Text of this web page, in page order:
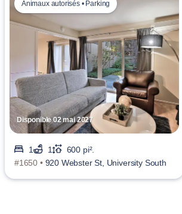
Disponible 02 mai 2027
Animaux autorisés • Parking
1 1
600 pi².
#1650 • 920 Webster St, University South